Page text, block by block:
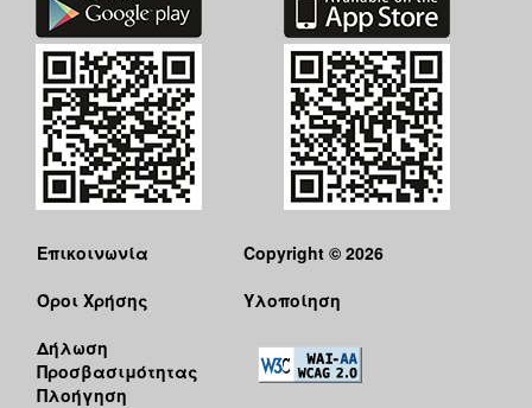
Επικοινωνία
Όροι Χρήσης
Δήλωση
Προσβασιμότητας
Πλοήγηση
Copyright © 2026
Υλοποίηση